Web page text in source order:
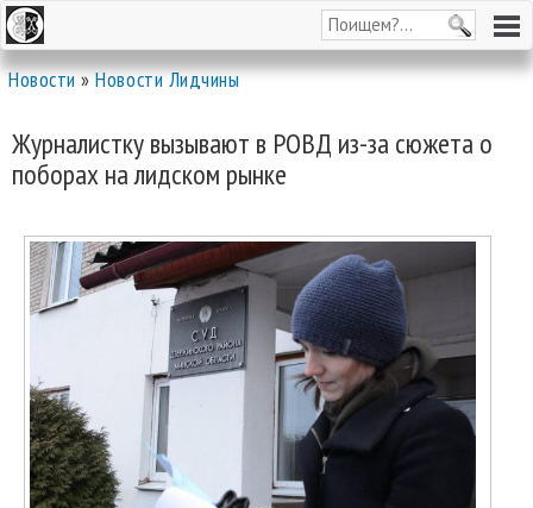
Новости»Новости Лидчины
Журналистку вызывают в РОВД из-за сюжета о
поборах на лидском рынке